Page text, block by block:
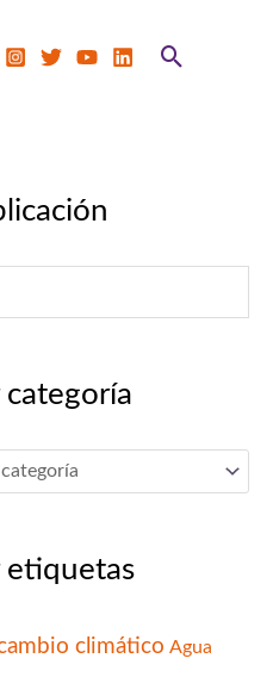
Buscar
categoría
etiquetas
climático Agua